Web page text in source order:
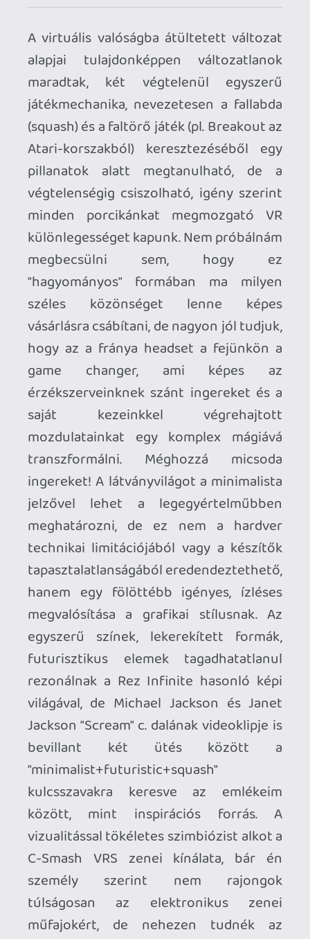
mozdulatainkat egy komplex mágiává
transzformálni. Méghozzá micsoda
ingereket! A látványvilágot a minimalista
jelzővel lehet a legegyértelműbben
meghatározni, de ez nem a hardver
technikai limitációjából vagy a készítők
tapasztalatlanságából eredendeztethető,
hanem egy fölöttébb igényes, ízléses
megvalósítása a grafikai stílusnak. Az
egyszerű színek, lekerekített formák,
futurisztikus elemek tagadhatatlanul
rezonálnak a Rez Infinite hasonló képi
világával, de Michael Jackson és Janet
Jackson "Scream" c. dalának videoklipje is
bevillant két ütés között a
"minimalist+futuristic+squash"
kulcsszavakra keresve az emlékeim
között, mint inspirációs forrás. A
vizualitással tökéletes szimbiózist alkot a
C-Smash VRS zenei kínálata, bár én
személy szerint nem rajongok
túlságosan az elektronikus zenei
műfajokért, de nehezen tudnék az
elhangzó techno és rave muzsikáknál
jobban passzoló darabokat találni az
adrenalin-dús, pörgős játékmenethez.
Miután rámarkoltunk a virtuális ütőnk
markolatára, nincs más dolgunk, mint
minél gyorsabban lebontani a világűrben
lebegő squash-pálya szemközti oldalán
elhelyezkedő, különböző méretű, néha
mozgó, néha speciális hatásokkal
felruházott, néha egy láthatatlan fallal
védett téglalapjait. A szabad kezünkkel
húzhatjuk magunkhoz a labdát szerválni,
illetve lehetőségünk van bizonyos
mennyiségű sikeres ütés után egy
erősebb, több réteget átszakító ütésre.
Hogy ez mennyire valósághű, mennyi
köze van az igazi sporthoz, azt nem
tudom megítélni, mert pontosan
ugyanannyi tapasztalatom van az ütős
labdajátékokkal a való világban, mint a
félautomata gépfegyverekkel...de
videójátékként definiálva legalább
annyira élvezetes, mint lövöldözni a
virtuális valóságban. A bitből készült
labda fizikája megszokható,
kitapasztalható, tanulható, az ütőt a
kezünkben szinte valódinak érezzük a
kellően reszponzív mozgáskövetésnek
és a haptikus visszajelzésnek hála.